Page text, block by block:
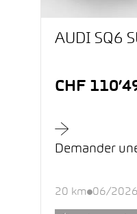
AUDI SQ6
CHF
Demander
20 km 06/2026